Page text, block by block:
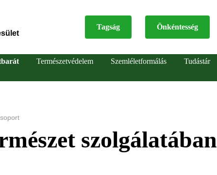
Top
Tagság Önkéntesség
Természetvédelem Szemléletformálás
Tudástár
szolgálatában